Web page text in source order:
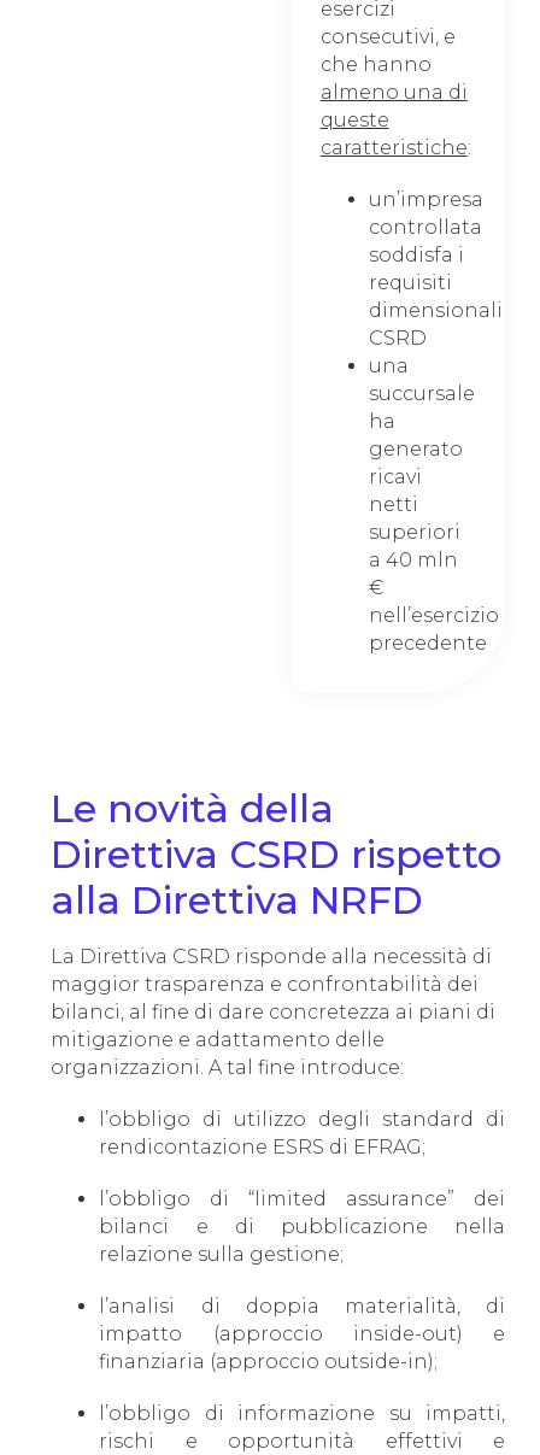
esercizi
consecutivi, e
che hanno
almeno una di
queste
caratteristiche:
un’impresa
controllata
soddisfa i
requisiti
dimensionali
CSRD
una
succursale
ha
generato
ricavi
netti
superiori
a 40 mln
€
nell’esercizio
precedente
Le novità della
Direttiva CSRD rispetto
alla Direttiva NRFD
La Direttiva CSRD risponde alla necessità di
maggior trasparenza e confrontabilità dei
bilanci, al fine di dare concretezza ai piani di
mitigazione e adattamento delle
organizzazioni. A tal fine introduce:
l’obbligo di utilizzo degli standard di
rendicontazione ESRS di EFRAG;
l’obbligo di “limited assurance” dei
bilanci e di pubblicazione nella
relazione sulla gestione;
l’analisi di doppia materialità, di
impatto (approccio inside-out) e
finanziaria (approccio outside-in);
l’obbligo di informazione su impatti,
rischi e opportunità effettivi e